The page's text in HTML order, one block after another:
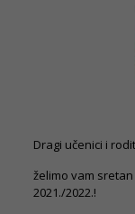
Dragi učenici i
želimo vam
2021./2022.!